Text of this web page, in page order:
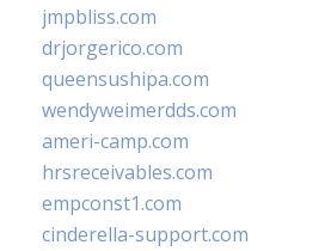
jmpbliss.com
drjorgerico.com
queensushipa.com
wendyweimerdds.com
ameri-camp.com
hrsreceivables.com
empconst1.com
cinderella-support.com